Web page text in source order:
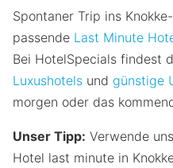
Spontaner Trip ins
passende Last Minute
Bei HotelSpecials findest
Luxushotels und günstige
morgen oder das
Unser Tipp: Verwende
Hotel last minute in